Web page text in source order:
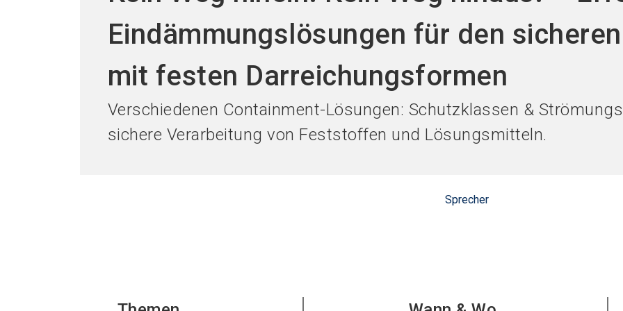
Eindämmungslösungen für den
mit festen Darreichungsformen
Verschiedenen Containment-Lösungen: Schutzklassen &
sichere Verarbeitung von Feststoffen und Lösungsmitteln.
Sprecher